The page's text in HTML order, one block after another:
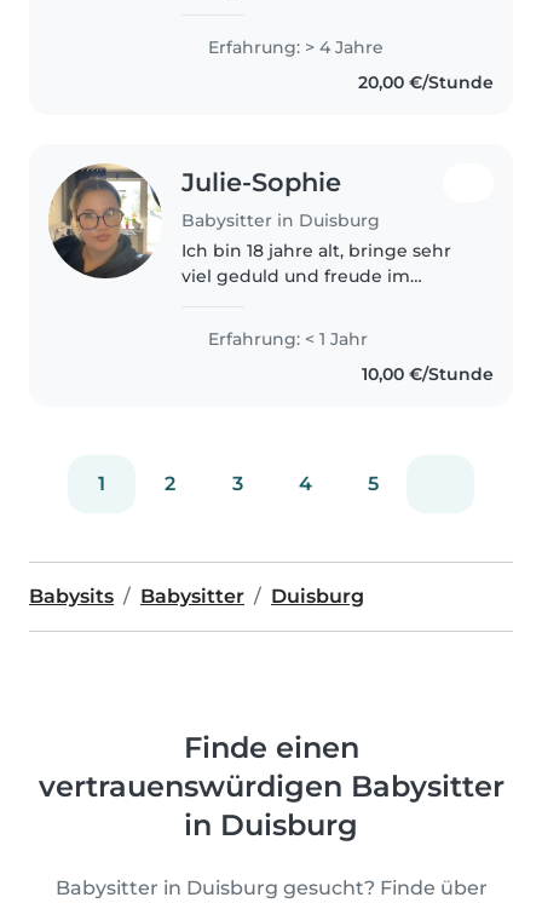
bebés hasta adolescentes. Soy
una persona responsable,
paciente y empática, con una
Erfahrung: > 4 Jahre
20,00 €/Stunde
Julie-Sophie
Babysitter in Duisburg
Ich bin 18 jahre alt, bringe sehr
viel geduld und freude im
Alters mit. Ich bin angehende
Pflegefachkraft und habe auch
Erfahrung: < 1 Jahr
10,00 €/Stunde
1 2 3 4 5
Babysits Babysitter Duisburg
Finde einen
vertrauenswürdigen Babysitter
in Duisburg
Babysitter in Duisburg gesucht? Finde über